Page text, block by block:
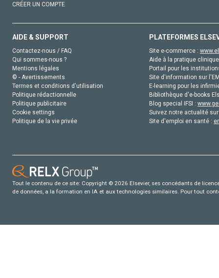
CRÉER UN COMPTE
AIDE & SUPPORT
Contactez-nous / FAQ
Qui sommes-nous ?
Mentions légales
© - Avertissements
Termes et conditions d'utilisation
Politique rédactionnelle
Politique publicitaire
Cookie settings
Politique de la vie privée
PLATEFORMES
Site e-commerce :
Aide à la pratique
Portail pour les
Site d'information sur
E-learning pour les
Bibliothèque d'e-books
Blog special IFSI :
Suivez notre actualité
Site d'emploi en santé :
Tout le contenu de ce site: Copyright © 2026 Elsevier, ses concédants de
de données, a la formation en IA et aux technologies similaires. Pour tout